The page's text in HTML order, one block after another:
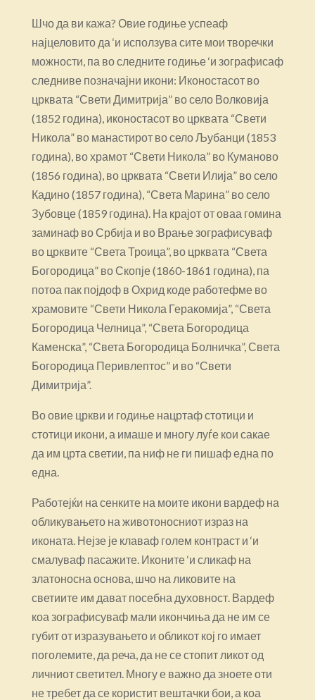
Шчо да ви кажа? Овие годиње успеаф
најцеловито да ‘и исползува сите мои творечки
можности, па во следните годиње ‘и зографисаф
следниве позначајни икони: Иконостасот во
црквата “Свети Димитрија” во село Волковија
(1852 година), иконостасот во црквата “Свети
Никола” во манастирот во село Љубанци (1853
година), во храмот “Свети Никола” во Куманово
(1856 година), во црквата “Свети Илија” во село
Кадино (1857 година), “Света Марина” во село
Зубовце (1859 година). На крајот от оваа гомина
заминаф во Србија и во Врање зографисуваф
во црквите “Света Троица”, во црквата “Света
Богородица” во Скопје (1860-1861 година), па
потоа пак појдоф в Охрид коде работефме во
храмовите “Свети Никола Геракомија”, “Света
Богородица Челница”, “Света Богородица
Каменска”, “Света Богородица Болничка”, Света
Богородица Перивлептос” и во “Свети
Димитрија”.
Во овие цркви и годиње нацртаф стотици и
стотици икони, а имаше и многу луѓе кои сакае
да им црта светии, па ниф не ги пишаф една по
една.
Работејќи на сенките на моите икони вардеф на
обликувањето на животоносниот израз на
иконата. Нејзе је клаваф голем контраст и ‘и
смалуваф пасажите. Иконите ‘и сликаф на
златоносна основа, шчо на ликовите на
светиите им дават посебна духовност. Вардеф
коа зографисуваф мали икончиња да не им се
губит от изразувањето и обликот кој го имает
поголемите, да реча, да не се стопит ликот од
личниот светител. Многу е важно да зноете оти
не требет да се користит вештачки бои, а коа